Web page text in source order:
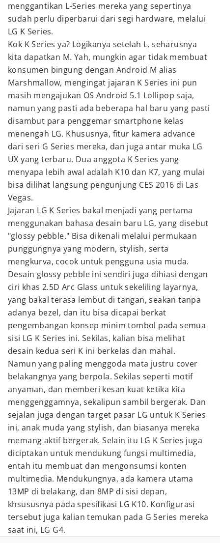
menggantikan L-Series mereka yang sepertinya
sudah perlu diperbarui dari segi hardware, melalui
LG K Series.
Kok K Series ya? Logikanya setelah L, seharusnya
kita dapatkan M. Yah, mungkin agar tidak membuat
konsumen bingung dengan Android M alias
Marshmallow, mengingat jajaran K Series ini pun
masih mengajukan OS Android 5.1 Lollipop saja,
namun yang pasti ada beberapa hal baru yang pasti
disambut para penggemar smartphone kelas
menengah LG. Khususnya, fitur kamera advance
dari seri G Series mereka, dan juga antar muka LG
UX yang terbaru. Dua anggota K Series yang
menyapa lebih awal adalah K10 dan K7, yang mulai
bisa dilihat langsung pengunjung CES 2016 di Las
Vegas.
Jajaran LG K Series bakal menjadi yang pertama
menggunakan bahasa desain baru LG, yang disebut
"glossy pebble." Bisa dikenali melalui permukaan
punggungnya yang modern, stylish, serta
mengkurva, cocok untuk pengguna usia muda.
Desain glossy pebble ini sendiri juga dihiasi dengan
ciri khas 2.5D Arc Glass untuk sekeliling layarnya,
yang bakal terasa lembut di tangan, seakan tanpa
adanya bezel, dan itu bisa dicapai berkat
pengembangan konsep minim tombol pada semua
sisi LG K Series ini. Sekilas, kalian bisa melihat
desain kedua seri K ini berkelas dan mahal.
Namun yang paling menggoda mata justru cover
belakangnya yang berpola. Sekilas seperti motif
anyaman, dan memberi kesan kuat ketika kita
menggenggamnya, sekalipun sambil bergerak. Dan
sejalan juga dengan target pasar LG untuk K Series
ini, anak muda yang stylish, dan biasanya mereka
memang aktif bergerak. Selain itu LG K Series juga
diciptakan untuk mendukung fungsi multimedia,
entah itu membuat dan mengonsumsi konten
multimedia. Mendukungnya, ada kamera utama
13MP di belakang, dan 8MP di sisi depan,
khsususnya pada spesifikasi LG K10. Konfigurasi
tersebut juga kalian temukan pada G Series mereka
saat ini, LG G4.